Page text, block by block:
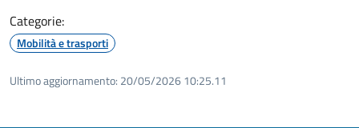
Categorie:
Mobilità e trasporti
Ultimo aggiornamento: 20/05/2026 10:25.11